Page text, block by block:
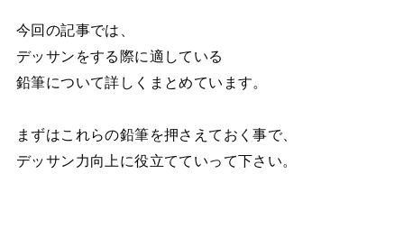
今回の記事では、
デッサンをする際に適している
鉛筆について詳しくまとめています。
まずはこれらの鉛筆を押さえておく事で、
デッサン力向上に役立てていって下さい。